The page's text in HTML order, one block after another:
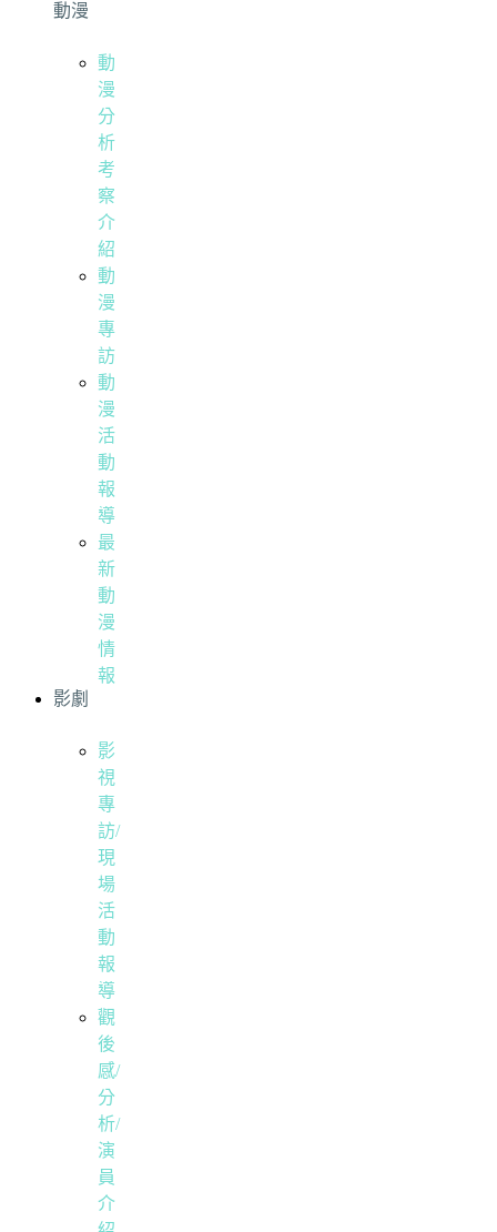
動漫
動
漫
分
析
考
察
介
紹
動
漫
專
訪
動
漫
活
動
報
導
最
新
動
漫
情
報
影劇
影
視
專
訪/
現
場
活
動
報
導
觀
後
感/
分
析/
演
員
介